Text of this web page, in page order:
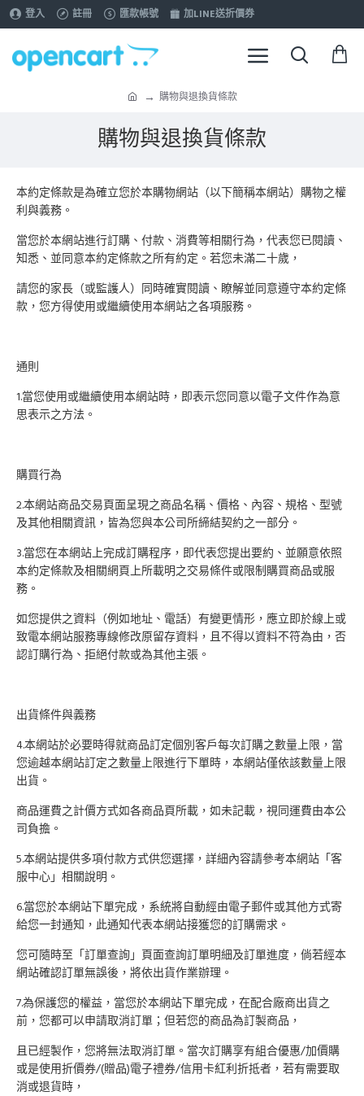
登入 註冊 匯款帳號 加LINE送折價券
購物與退換貨條款
購物與退換貨條款
本約定條款是為確立您於本購物網站（以下簡稱本網站）購物之權
利與義務。
當您於本網站進行訂購、付款、消費等相關行為，代表您已閱讀、
知悉、並同意本約定條款之所有約定。若您未滿二十歲，
請您的家長（或監護人）同時確實閱讀、瞭解並同意遵守本約定條
款，您方得使用或繼續使用本網站之各項服務。
通則
1.當您使用或繼續使用本網站時，即表示您同意以電子文件作為意
思表示之方法。
購買行為
2.本網站商品交易頁面呈現之商品名稱、價格、內容、規格、型號
及其他相關資訊，皆為您與本公司所締結契約之一部分。
3.當您在本網站上完成訂購程序，即代表您提出要約、並願意依照
本約定條款及相關網頁上所載明之交易條件或限制購買商品或服
務。
如您提供之資料（例如地址、電話）有變更情形，應立即於線上或
致電本網站服務專線修改原留存資料，且不得以資料不符為由，否
認訂購行為、拒絕付款或為其他主張。
出貨條件與義務
4.本網站於必要時得就商品訂定個別客戶每次訂購之數量上限，當
您逾越本網站訂定之數量上限進行下單時，本網站僅依該數量上限
出貨。
商品運費之計價方式如各商品頁所載，如未記載，視同運費由本公
司負擔。
5.本網站提供多項付款方式供您選擇，詳細內容請參考本網站「客
服中心」相關說明。
6.當您於本網站下單完成，系統將自動經由電子郵件或其他方式寄
給您一封通知，此通知代表本網站接獲您的訂購需求。
您可隨時至「訂單查詢」頁面查詢訂單明細及訂單進度，倘若經本
網站確認訂單無誤後，將依出貨作業辦理。
7.為保護您的權益，當您於本網站下單完成，在配合廠商出貨之
前，您都可以申請取消訂單；但若您的商品為訂製商品，
且已經製作，您將無法取消訂單。當次訂購享有組合優惠/加價購
或是使用折價券/(贈品)電子禮券/信用卡紅利折抵者，若有需要取
消或退貨時，